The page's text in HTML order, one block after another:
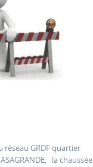
réseau GRDF quartier
la chaussée